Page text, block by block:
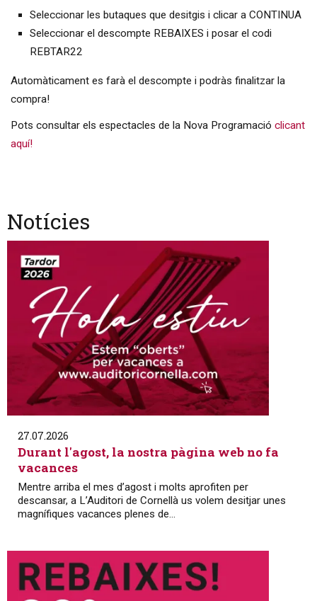
Seleccionar les butaques que desitgis i clicar a CONTINUA
Seleccionar el descompte REBAIXES i posar el codi
REBTAR22
Automàticament es farà el descompte i podràs finalitzar la
compra!
Pots consultar els espectacles de la Nova Programacióclicant
aquí!
Notícies
27.07.2026
Durant l'agost, la nostra pàgina web no fa
vacances
Mentre arriba el mes d’agost i molts aprofiten per
descansar, a L’Auditori de Cornellà us volem desitjar unes
magnífiques vacances plenes de...